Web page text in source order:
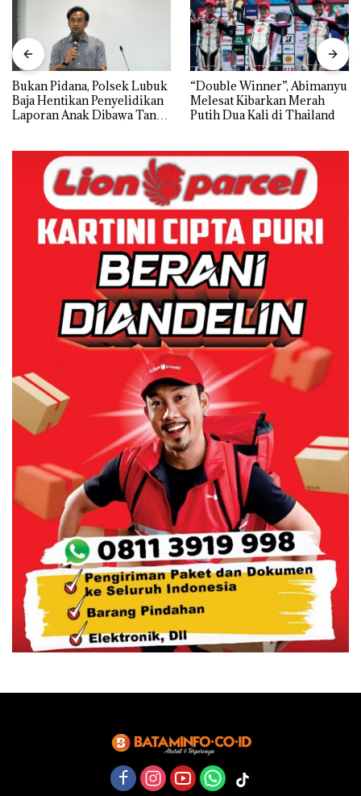
Bukan Pidana, Polsek Lubuk
Baja Hentikan Penyelidikan
Laporan Anak Dibawa Tanpa
“Double Winner”, Abimanyu
Melesat Kibarkan Merah
Putih Dua Kali di Thailand